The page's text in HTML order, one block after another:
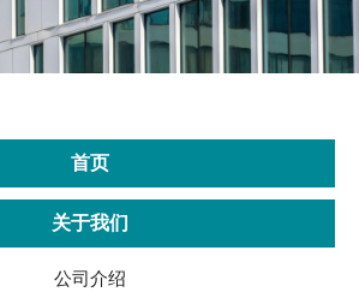
首页
关于我们
公司介绍